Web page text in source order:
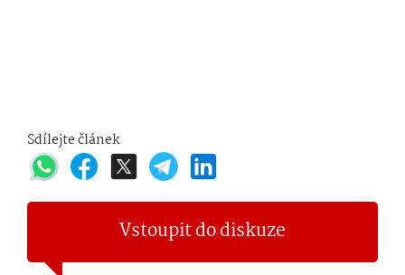
Sdílejte článek
Vstoupit do diskuze